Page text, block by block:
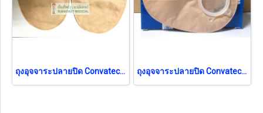
ถุงอุจจาระปลายปิด Convatec APS 38 mm (421678) ถุงอุจจาระปลายปิด Convatec APS 45 mm (421680)